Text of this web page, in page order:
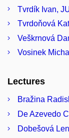
Tvrdík Ivan,
Tvrdoňová
Veškrnová
Vosinek
Lectures
Bražina
De Azevedo
Dobešová